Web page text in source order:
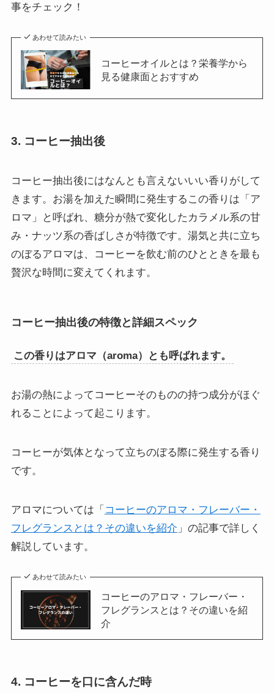
事をチェック！
あわせて読みたい
コーヒーオイルとは？栄養学から
見る健康面とおすすめ
3. コーヒー抽出後
コーヒー抽出後にはなんとも言えないいい香りがして
きます。お湯を加えた瞬間に発生するこの香りは「ア
ロマ」と呼ばれ、糖分が熱で変化したカラメル系の甘
み・ナッツ系の香ばしさが特徴です。湯気と共に立ち
のぼるアロマは、コーヒーを飲む前のひとときを最も
贅沢な時間に変えてくれます。
コーヒー抽出後の特徴と詳細スペック
この香りはアロマ（aroma）とも呼ばれます。
お湯の熱によってコーヒーそのものの持つ成分がほぐ
れることによって起こります。
コーヒーが気体となって立ちのぼる際に発生する香り
です。
アロマについては「 コーヒーのアロマ・フレーバー・
フレグランスとは？その違いを紹介 」の記事で詳しく
解説しています。
あわせて読みたい
コーヒーのアロマ・フレーバー・
フレグランスとは？その違いを紹
介
4. コーヒーを口に含んだ時